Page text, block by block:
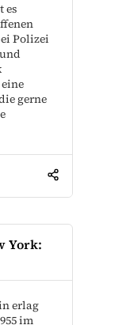
es
Polizei
gerne
York:
erlag
im